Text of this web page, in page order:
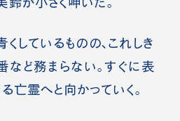
しているものの、これしき
ど務まらない。すぐに表
亡霊へと向かっていく。